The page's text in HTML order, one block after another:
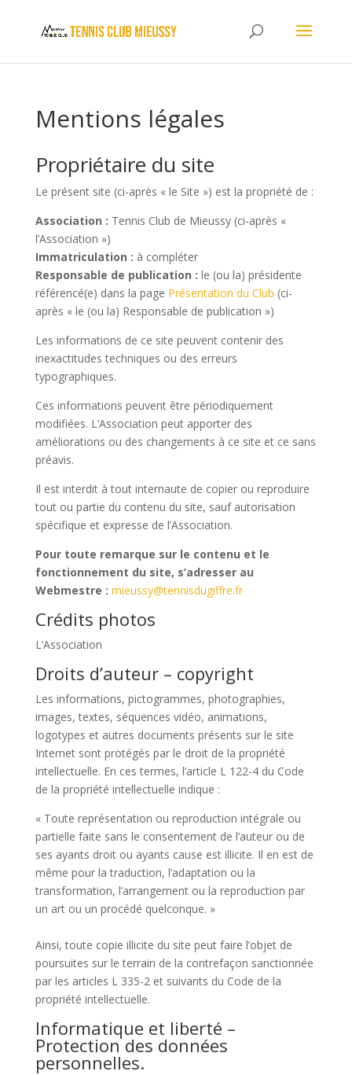
Mentions légales
Propriétaire du site
Le présent site (ci-après « le Site ») est la propriété de :
Association : Tennis Club de Mieussy (ci-après «
l’Association »)
Immatriculation : à compléter
Responsable de publication : le (ou la) présidente
référencé(e) dans la page Présentation du Club (ci-
après « le (ou la) Responsable de publication »)
Les informations de ce site peuvent contenir des
inexactitudes techniques ou des erreurs
typographiques.
Ces informations peuvent être périodiquement
modifiées. L’Association peut apporter des
améliorations ou des changements à ce site et ce sans
préavis.
Il est interdit à tout internaute de copier ou reproduire
tout ou partie du contenu du site, sauf autorisation
spécifique et expresse de l’Association.
Pour toute remarque sur le contenu et le
fonctionnement du site, s’adresser au
Webmestre : mieussy@tennisdugiffre.fr
Crédits photos
L’Association
Droits d’auteur – copyright
Les informations, pictogrammes, photographies,
images, textes, séquences vidéo, animations,
logotypes et autres documents présents sur le site
Internet sont protégés par le droit de la propriété
intellectuelle. En ces termes, l’article L 122-4 du Code
de la propriété intellectuelle indique :
« Toute représentation ou reproduction intégrale ou
partielle faite sans le consentement de l’auteur ou de
ses ayants droit ou ayants cause est illicite. Il en est de
même pour la traduction, l’adaptation ou la
transformation, l’arrangement ou la reproduction par
un art ou un procédé quelconque. »
Ainsi, toute copie illicite du site peut faire l’objet de
poursuites sur le terrain de la contrefaçon sanctionnée
par les articles L 335-2 et suivants du Code de la
propriété intellectuelle.
Informatique et liberté –
Protection des données
personnelles.